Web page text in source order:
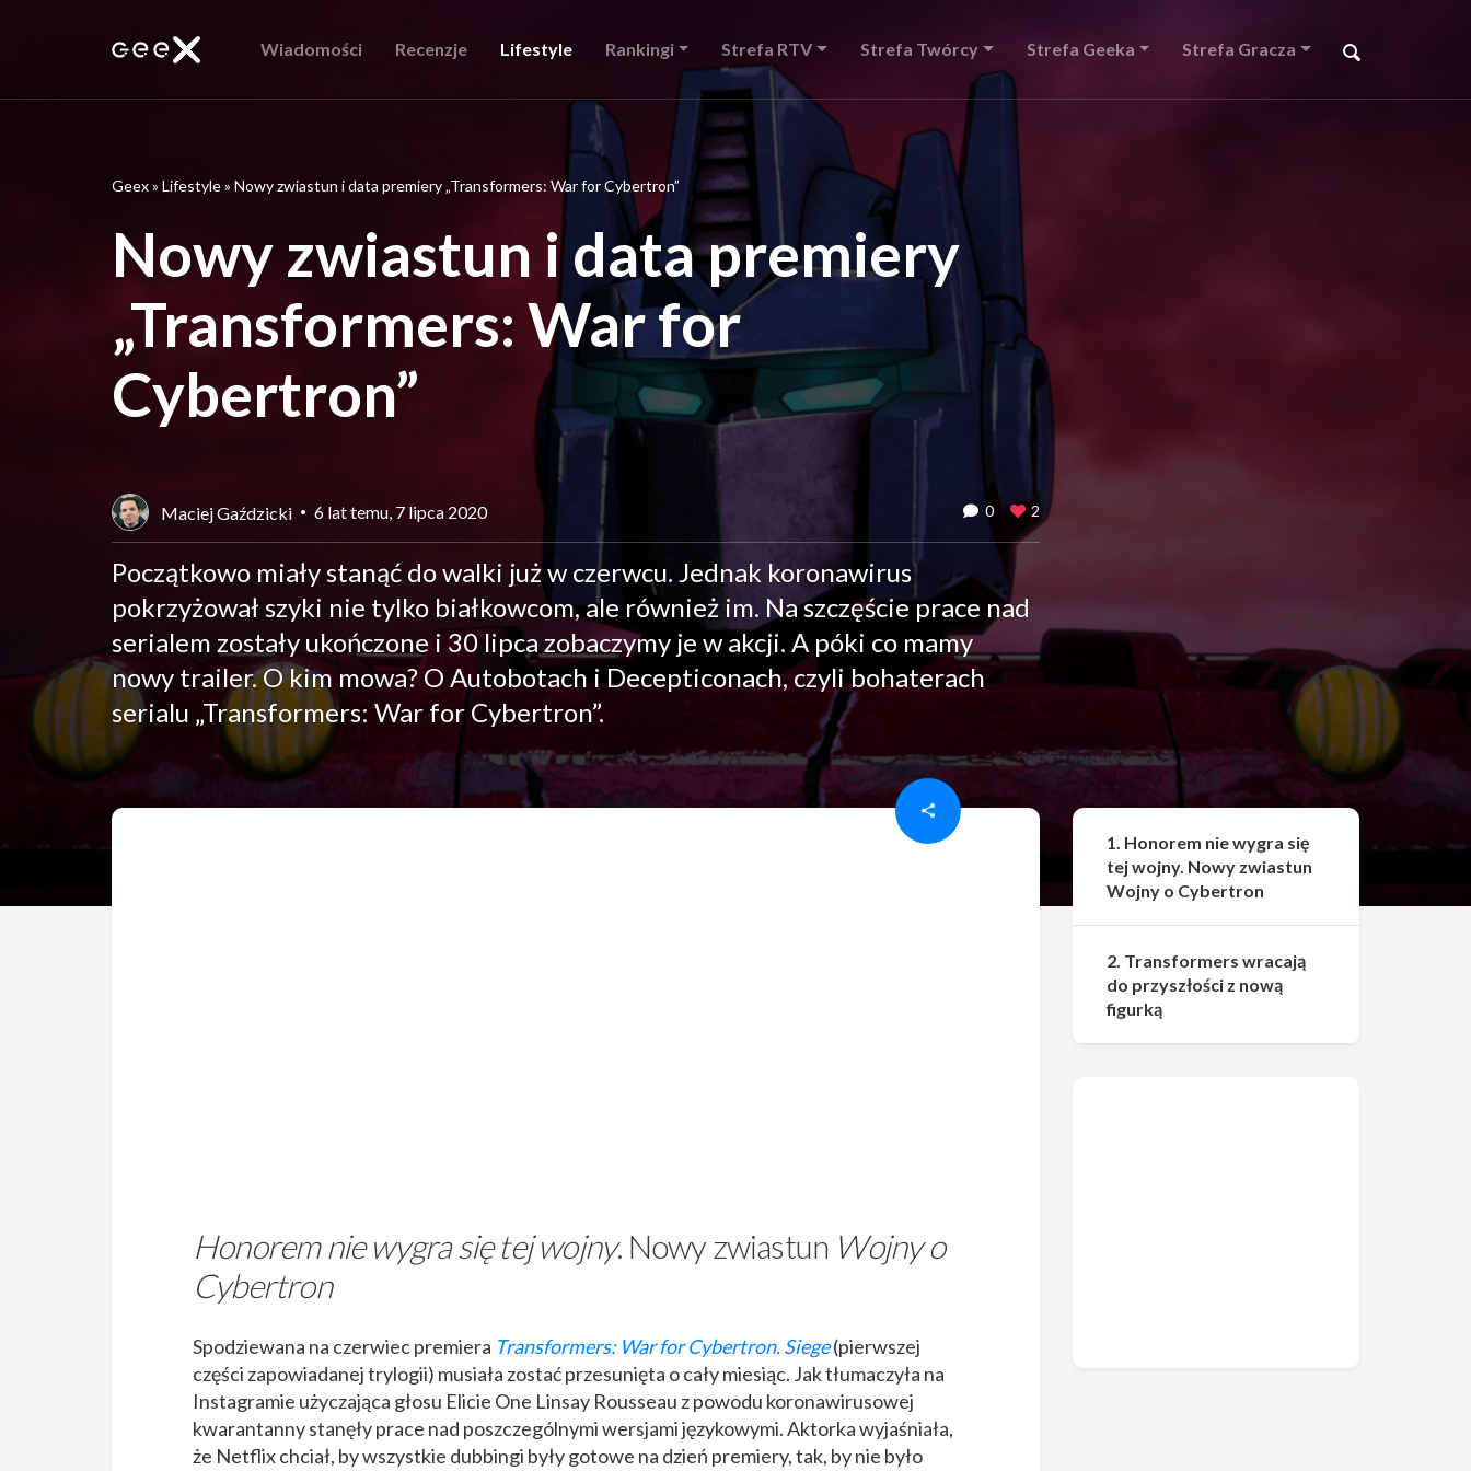
Wiadomości Recenzje Lifestyle Rankingi Strefa RTV Strefa Twórcy Strefa Geeka Strefa Gracza
Geex» Lifestyle» Nowy zwiastun i data premiery „Transformers: War for Cybertron”
Nowy zwiastun i data premiery
„Transformers: War for
Cybertron”
Maciej Gaździcki 6 lat temu, 7 lipca 2020 0 2
Początkowo miały stanąć do walki już w czerwcu. Jednak koronawirus
pokrzyżował szyki nie tylko białkowcom, ale również im. Na szczęście prace nad
serialem zostały ukończone i 30 lipca zobaczymy je w akcji. A póki co mamy
nowy trailer. O kim mowa? O Autobotach i Decepticonach, czyli bohaterach
serialu „Transformers: War for Cybertron”.
Honorem nie wygra się tej wojny. Nowy zwiastun Wojny o
Cybertron
Spodziewana na czerwiec premiera Transformers: War for Cybertron. Siege(pierwszej
części zapowiadanej trylogii) musiała zostać przesunięta o cały miesiąc. Jak tłumaczyła na
Instagramie użyczająca głosu Elicie One Linsay Rousseau z powodu koronawirusowej
kwarantanny stanęły prace nad poszczególnymi wersjami językowymi. Aktorka wyjaśniała,
że Netflix chciał, by wszystkie dubbingi były gotowe na dzień premiery, tak, by nie było
1. Honorem nie wygra się
tej wojny. Nowy zwiastun
Wojny o Cybertron
2. Transformers wracają
do przyszłości z nową
figurką